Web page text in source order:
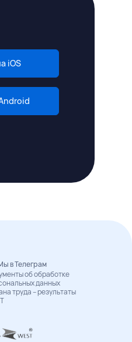
iOS
в Телеграм
об обработке
данных
труда – результаты